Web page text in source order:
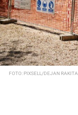
FOTO: PIXSELL/DEJAN RAKITA